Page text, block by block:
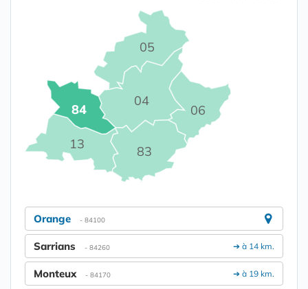
04
05
06
13 83
84
Orange - 84100
➔ à 14 km.
Sarrians - 84260
➔ à 19 km.
Monteux - 84170